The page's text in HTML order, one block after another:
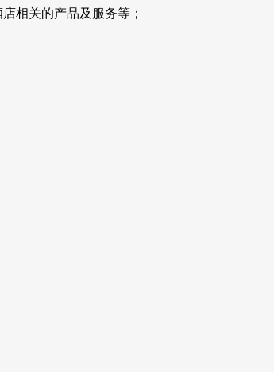
相关的产品及服务等；